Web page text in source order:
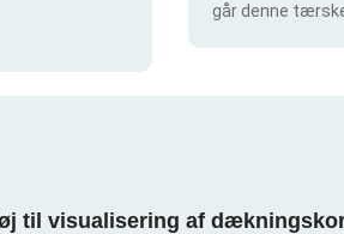
går denne
til visualisering af